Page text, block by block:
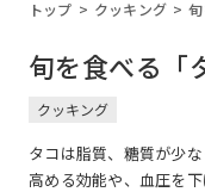
トップ クッキング
旬を食べる「
クッキング
タコは脂質、糖質が少
高める効能や、血圧を
阪急阪